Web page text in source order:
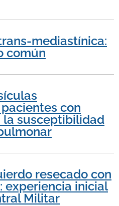
mediastínica:
común
con
la susceptibilidad
resecado con
experiencia inicial
Militar